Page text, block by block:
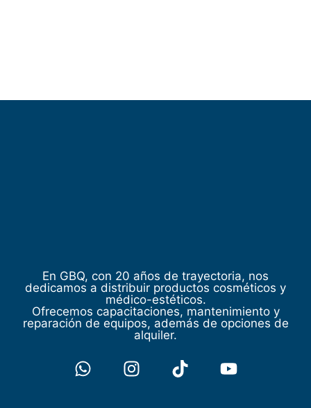
En GBQ, con 20 años de trayectoria, nos
dedicamos a distribuir productos cosméticos y
médico-estéticos.
Ofrecemos capacitaciones, mantenimiento y
reparación de equipos, además de opciones de
alquiler.